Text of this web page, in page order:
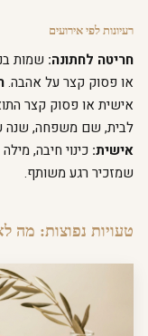
רעיונות לפי אירועים
חריטה לחתונה: שמות
או פסוק קצר על אהבה.
אישית או פסוק קצר
לבית, שם משפחה, שנה
אישית: כינוי חיבה,
שמזכיר רגע משותף.
טעויות נפוצות: מה